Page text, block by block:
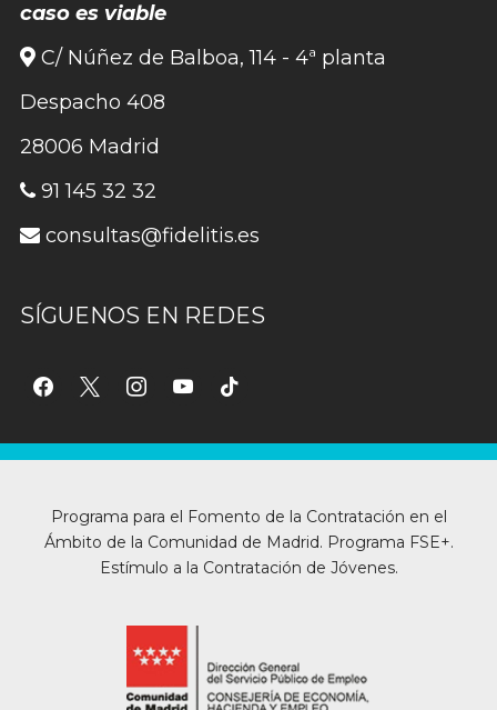
caso es viable
C/ Núñez de Balboa, 114 - 4ª planta
Despacho 408
28006 Madrid
91 145 32 32
consultas@fidelitis.es
SÍGUENOS EN REDES
facebook
x instagramyoutubetiktok
Programa para el Fomento de la Contratación en el
Ámbito de la Comunidad de Madrid. Programa FSE+.
Estímulo a la Contratación de Jóvenes.